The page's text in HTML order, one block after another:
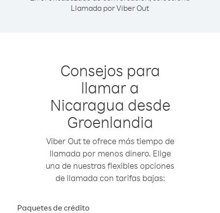
Llamada por Viber Out
Consejos para
llamar a
Nicaragua desde
Groenlandia
Viber Out te ofrece más tiempo de
llamada por menos dinero. Elige
una de nuestras flexibles opciones
de llamada con tarifas bajas:
Paquetes de crédito